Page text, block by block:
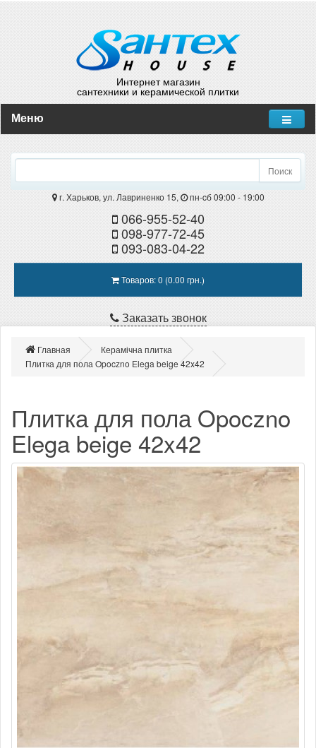
Интернет магазин
сантехники и керамической плитки
Меню
Поиск
г. Харьков, ул. Лавриненко 15, пн-cб 09:00 - 19:00
066-955-52-40
098-977-72-45
093-083-04-22
Товаров: 0 (0.00 грн.)
Заказать звонок
Главная
Керамічна плитка
Плитка для пола Opoczno Elega beige 42x42
Плитка для пола Opoczno
Elega beige 42x42